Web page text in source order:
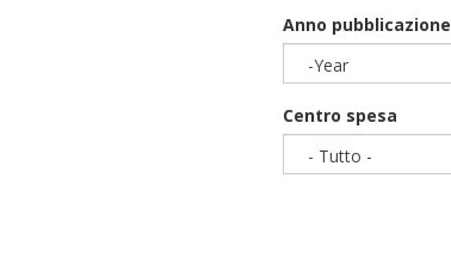
Anno pubblicazione
-Year
Centro spesa
- Tutto -